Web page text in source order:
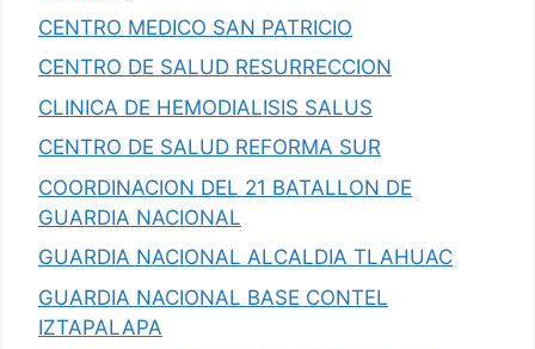
CENTRO MEDICO SAN PATRICIO
CENTRO DE SALUD RESURRECCION
CLINICA DE HEMODIALISIS SALUS
CENTRO DE SALUD REFORMA SUR
COORDINACION DEL 21 BATALLON DE
GUARDIA NACIONAL
GUARDIA NACIONAL ALCALDIA TLAHUAC
GUARDIA NACIONAL BASE CONTEL
IZTAPALAPA